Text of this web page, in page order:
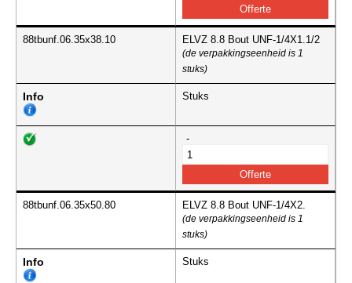
88tbunf.06.35x38.10 ELVZ 8.8 Bout UNF-1/4X1.1/2
(de verpakkingseenheid is 1
stuks)
Info Stuks
-
88tbunf.06.35x50.80 ELVZ 8.8 Bout UNF-1/4X2.
(de verpakkingseenheid is 1
stuks)
Info Stuks